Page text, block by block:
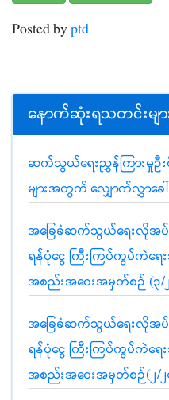
Posted byptd
နောက်ဆုံးရသတင်းမျာ
ဆက်သွယ်ရေးညွှန်ကြားမှုဦး
များအတွက် လျှောက်လွှာခေ
အခြေခံဆက်သွယ်ရေးလိုအပ်
ရန်ပုံငွေ ကြီးကြပ်ကွပ်ကဲရ
အစည်းအဝေးအမှတ်စဉ် (၃/၂
အခြေခံဆက်သွယ်ရေးလိုအပ်
ရန်ပုံငွေ ကြီးကြပ်ကွပ်ကဲရ
အစည်းအဝေးအမှတ်စဉ်(၂/၂၀